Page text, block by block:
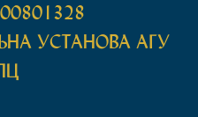
УСТАНОВА АГУ